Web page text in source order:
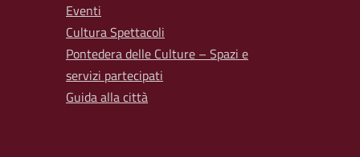
Eventi
Cultura Spettacoli
Pontedera delle Culture – Spazi e
servizi partecipati
Guida alla città